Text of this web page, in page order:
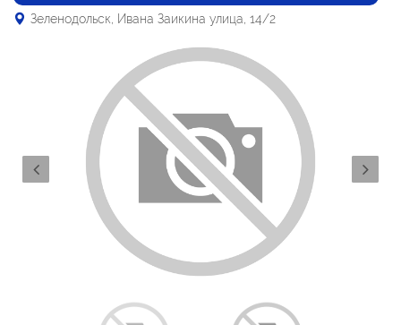
Зеленодольск, Ивана Заикина улица, 14/2